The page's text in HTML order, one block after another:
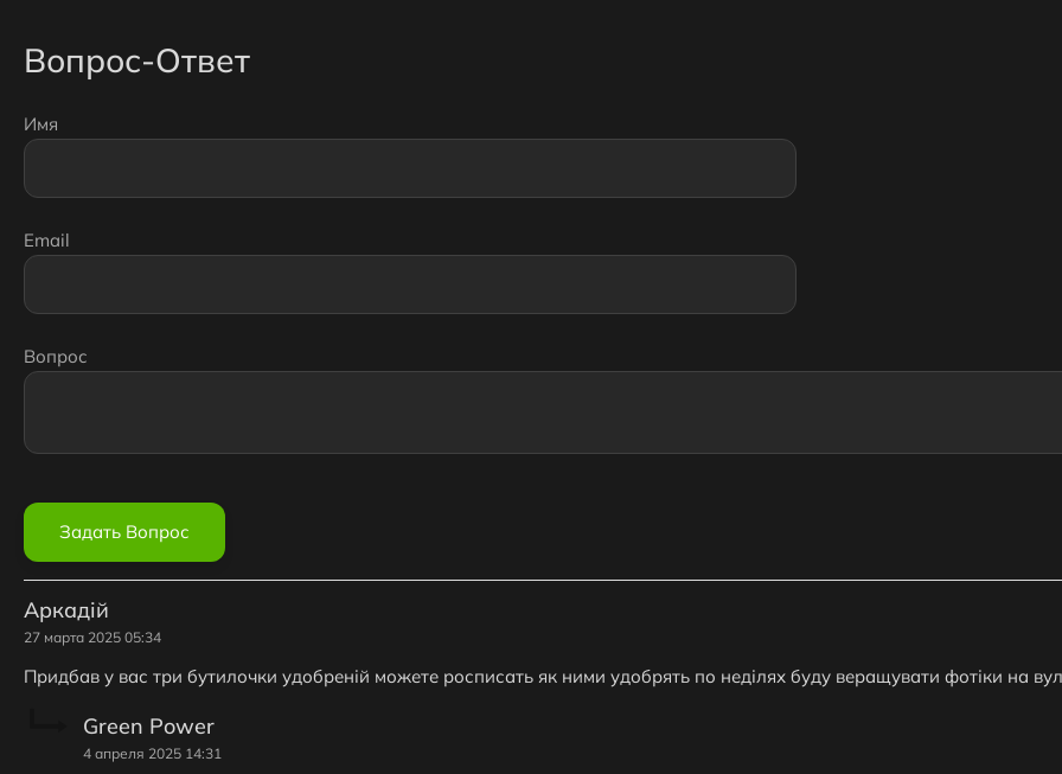
Вопрос-Ответ
Имя
Email
Вопрос
Аркадій
27 марта 2025 05:34
Придбав у вас три бутилочки удобреній можете росписать як ними удобрять по неділях буду веращувати фотіки на
Green Power
4 апреля 2025 14:31